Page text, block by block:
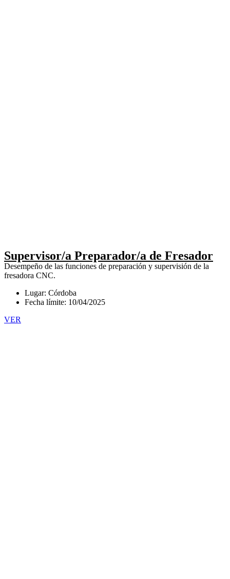
Supervisor/a Preparador/a de Fresador
Desempeño de las funciones de preparación y supervisión de la
fresadora CNC.
Lugar: Córdoba
Fecha límite: 10/04/2025
VER